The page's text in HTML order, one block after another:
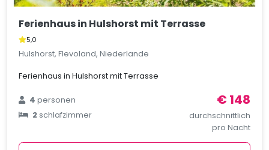
Ferienhaus in Hulshorst mit Terrasse
5,0
Hulshorst, Flevoland, Niederlande
Ferienhaus in Hulshorst mit Terrasse
4personen
2schlafzimmer
€ 148
durchschnittlich
pro Nacht